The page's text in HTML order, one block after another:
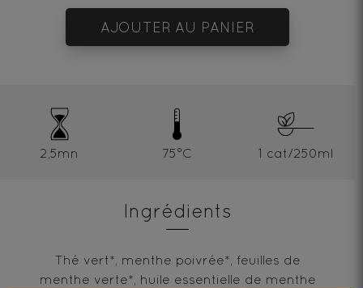
AJOUTER AU PANIER
2,5mn 75°C 1 cat/250ml
Ingrédients
Thé vert*, menthe poivrée*, feuilles de
menthe verte*, huile essentielle de menthe